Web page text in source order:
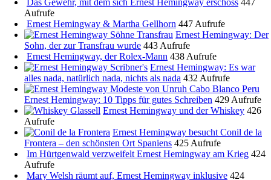
Das Gewehr, mit dem sich Ernest Hemingway erschoss 447
Aufrufe
Ernest Hemingway & Martha Gellhorn 447 Aufrufe
Ernest Hemingway: Der
Sohn, der zur Transfrau wurde 443 Aufrufe
Ernest Hemingway, der Rolex-Mann 438 Aufrufe
Ernest Hemingway: Es war
alles nada, natürlich nada, nichts als nada 432 Aufrufe
Ernest Hemingway: 10 Tipps für gutes Schreiben 429 Aufrufe
Ernest Hemingway und der Whiskey 426
Aufrufe
Ernest Hemingway besucht Conil de la
Frontera – den schönsten Ort Spaniens 425 Aufrufe
Im Hürtgenwald verzweifelt Ernest Hemingway am Krieg 424
Aufrufe
Mary Welsh räumt auf, Ernest Hemingway inklusive 424